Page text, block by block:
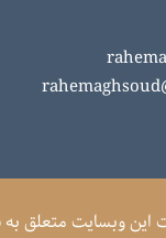
این وبسایت متعلق